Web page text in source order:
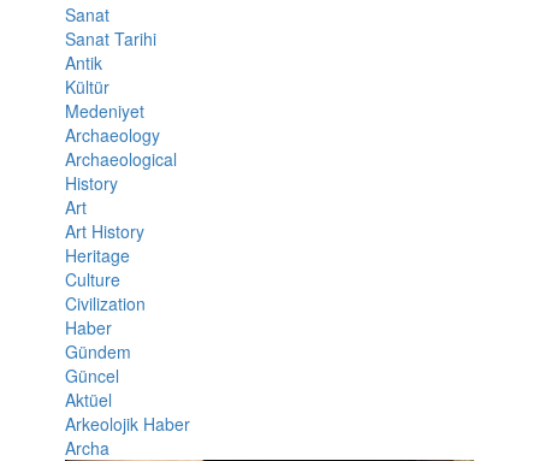
Sanat
Sanat Tarihi
Antik
Kültür
Medeniyet
Archaeology
Archaeological
History
Art
Art History
Heritage
Culture
Civilization
Haber
Gündem
Güncel
Aktüel
Arkeolojik Haber
Archa